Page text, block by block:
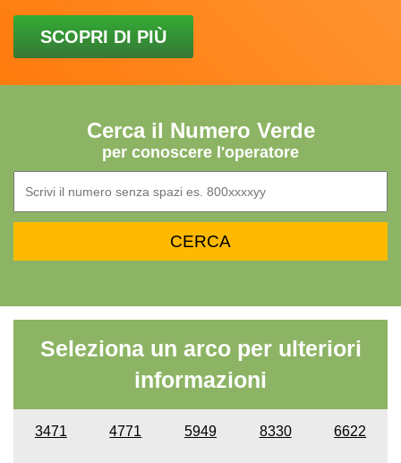
SCOPRI DI PIÙ
Cerca il Numero Verde
per conoscere l'operatore
Seleziona un arco per ulteriori
informazioni
3471 4771 5949 8330 6622